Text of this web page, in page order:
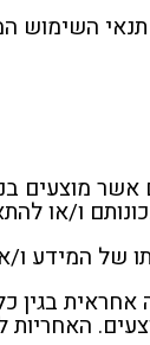
השימוש
ו/או
של המידע ו/
אחראית